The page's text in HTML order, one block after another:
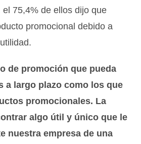
el 75,4% de ellos dijo que
promocional debido a
de promoción que pueda
a largo plazo como los que
promocionales. La
algo útil y único que le
nuestra empresa de una